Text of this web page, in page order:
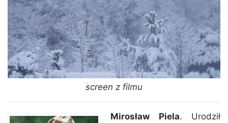
screen z filmu
Mirosław Piela. Urodził